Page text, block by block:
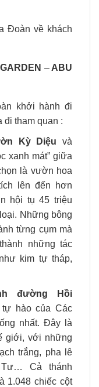
Đoàn về khách
–ABU
khởi hành đi
đi tham quan :
Kỳ Diệu và
xanh mát” giữa
là vườn hoa
lên đến hơn
hội tụ 45 triệu
Những bông
từng cụm mà
những tác
kim tự tháp,
đường Hồi
hào của Các
nhất. Đây là
giới, với những
trắng, pha lê
Tư… Cả thánh
1.048 chiếc cột